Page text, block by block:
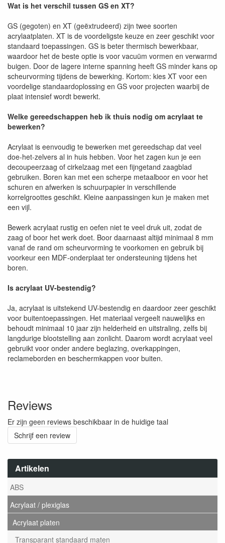
Artikelen
ABS
Acrylaat / plexiglas
Acrylaat platen
Transparant standaard maten
Wat is het verschil tussen GS en XT?
GS (gegoten) en XT (geëxtrudeerd) zijn twee soorten
acrylaatplaten. XT is de voordeligste keuze en zeer geschikt voor
standaard toepassingen. GS is beter thermisch bewerkbaar,
waardoor het de beste optie is voor vacuüm vormen en verwarmd
buigen. Door de lagere interne spanning heeft GS minder kans op
scheurvorming tijdens de bewerking. Kortom: kies XT voor een
voordelige standaardoplossing en GS voor projecten waarbij de
plaat intensief wordt bewerkt.
Welke gereedschappen heb ik thuis nodig om acrylaat te
bewerken?
Acrylaat is eenvoudig te bewerken met gereedschap dat veel
doe-het-zelvers al in huis hebben. Voor het zagen kun je een
decoupeerzaag of cirkelzaag met een fijngetand zaagblad
gebruiken. Boren kan met een scherpe metaalboor en voor het
schuren en afwerken is schuurpapier in verschillende
korrelgroottes geschikt. Kleine aanpassingen kun je maken met
een vijl.
Bewerk acrylaat rustig en oefen niet te veel druk uit, zodat de
zaag of boor het werk doet. Boor daarnaast altijd minimaal 8 mm
vanaf de rand om scheurvorming te voorkomen en gebruik bij
voorkeur een MDF-onderplaat ter ondersteuning tijdens het
boren.
Is acrylaat UV-bestendig?
Ja, acrylaat is uitstekend UV-bestendig en daardoor zeer geschikt
voor buitentoepassingen. Het materiaal vergeelt nauwelijks en
behoudt minimaal 10 jaar zijn helderheid en uitstraling, zelfs bij
langdurige blootstelling aan zonlicht. Daarom wordt acrylaat veel
gebruikt voor onder andere beglazing, overkappingen,
reclameborden en beschermkappen voor buiten.
Reviews
Er zijn geen reviews beschikbaar in de huidige taal
Schrijf een review